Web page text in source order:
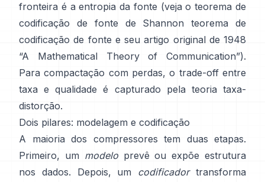
fronteira é a entropia da fonte (veja o teorema de
codificação de fonte de Shannon
teorema de
codificação de fonte e seu artigo original de 1948
“A Mathematical Theory of Communication”).
Para compactação com perdas, o trade-off entre
taxa e qualidade é capturado pela teoria taxa-
distorção.
Dois pilares: modelagem e codificação
A maioria dos compressores tem duas etapas.
Primeiro, um modeloprevê ou expõe estrutura
nos dados. Depois, um codificadortransforma